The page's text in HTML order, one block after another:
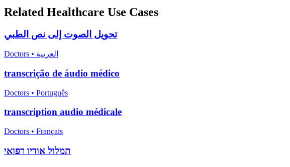
Related Healthcare Use Cases
تحويل الصوت إلى نص الطبي
Doctors • العربية
transcrição de áudio médico
Doctors • Português
transcription audio médicale
Doctors • Français
תמלול אודיו רפואי